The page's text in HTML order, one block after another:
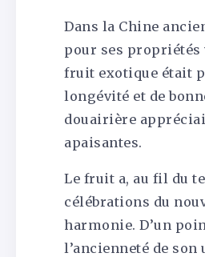
Dans la Chine
pour ses propriétés
fruit exotique était
longévité et de
douairière
apaisantes.
Le fruit a, au fil du
célébrations du
harmonie. D’un
l’ancienneté de